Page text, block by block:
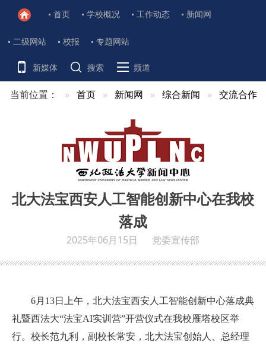
首页 学校概况 工作动态 新闻网
二级网站 校报 专题网站
新媒体 搜索 频道
当前位置： 首页 新闻网 综合新闻 交流合作
北大法宝西安人工智能创新中心在我校
落成
2025年06月15日 党委宣传部
6月13日上午，北大法宝西安人工智能创新中心落成典
礼暨西法大“法宝AI实训营”开营仪式在我校雁塔校区举
行。校长范九利，副校长常安，北大法宝创始人、总经理